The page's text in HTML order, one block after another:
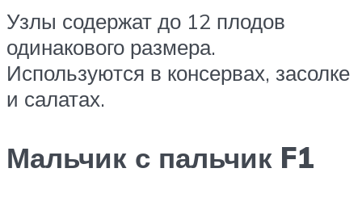
Узлы содержат до 12 плодов
одинакового размера.
Используются в консервах, засолке
и салатах.
Мальчик с пальчик F1